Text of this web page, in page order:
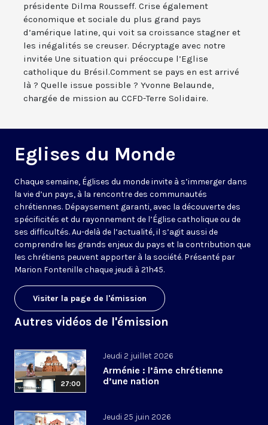
présidente Dilma Rousseff. Crise également
économique et sociale du plus grand pays
d’amérique latine, qui voit sa croissance stagner et
les inégalités se creuser. Décryptage avec notre
invitée Une situation qui préoccupe l’Eglise
catholique du Brésil.Comment se pays en est arrivé
là ? Quelle issue possible ? Yvonne Belaunde,
chargée de mission au CCFD-Terre Solidaire.
Eglises du Monde
Chaque semaine, Églises du monde invite à s’immerger dans
la vie d’un pays, à la rencontre des communautés
chrétiennes. Dépaysement garanti, avec la découverte des
spécificités et du rayonnement de l’Église catholique ou de
ses difficultés. Au-delà de l’actualité, il s’agit aussi de
comprendre les grands enjeux du pays et la contribution que
les chrétiens peuvent apporter à la société. Présenté par
Marion Fontenille chaque jeudi à 21h45.
Visiter la page de l'émission
Autres vidéos de l'émission
27:00
Jeudi 2 juillet 2026
Arménie : l’âme chrétienne
d’une nation
Jeudi 25 juin 2026